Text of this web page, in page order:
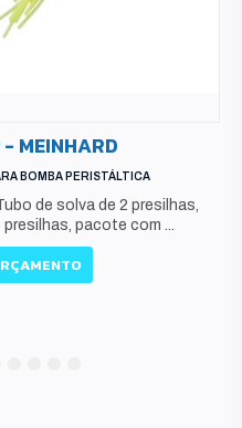
MEINHARD
BOMBA PERISTÁLTICA
de solva de 2 presilhas,
pacote com ...